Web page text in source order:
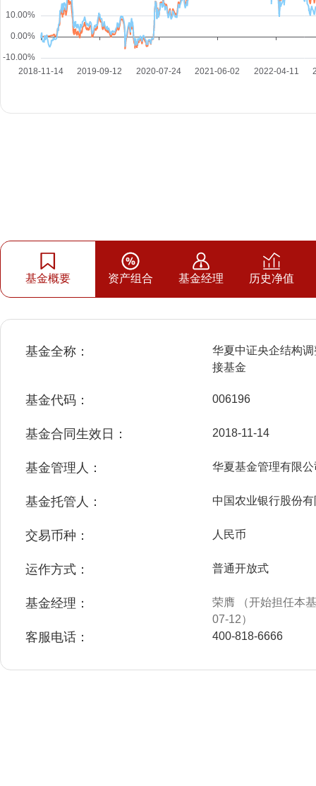
基金概要 资产组合 基金经理 历史净值
基金全称：
华夏中证央企结构
接基金
基金代码： 006196
基金合同生效日： 2018-11-14
基金管理人： 华夏基金管理有限公
基金托管人： 中国农业银行股份
交易币种： 人民币
运作方式： 普通开放式
基金经理：
荣膺 （开始担任本
07-12）
客服电话： 400-818-6666